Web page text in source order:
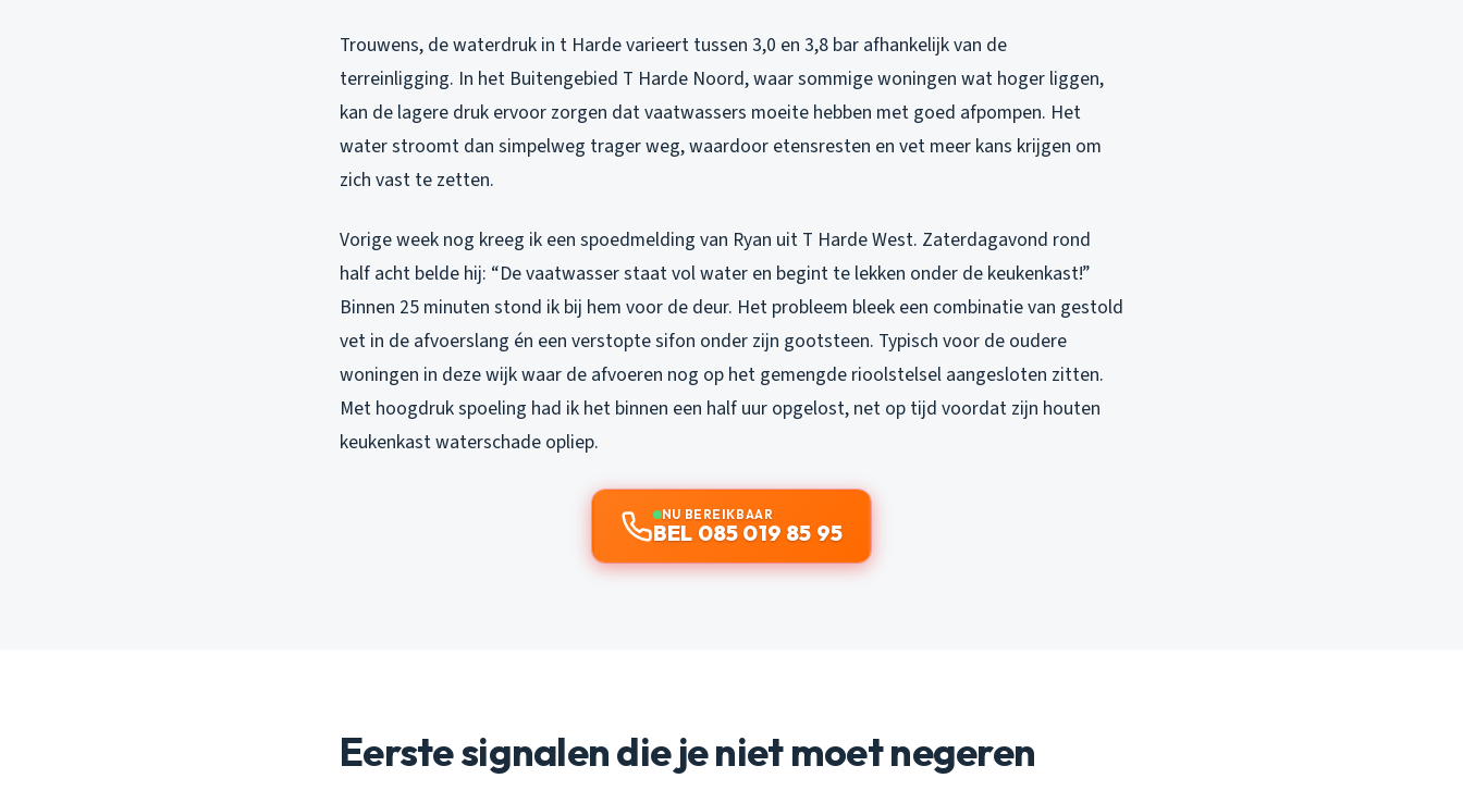
Trouwens, de waterdruk in t Harde varieert tussen 3,0 en 3,8 bar afhankelijk van de
terreinligging. In het Buitengebied T Harde Noord, waar sommige woningen wat hoger liggen,
kan de lagere druk ervoor zorgen dat vaatwassers moeite hebben met goed afpompen. Het
water stroomt dan simpelweg trager weg, waardoor etensresten en vet meer kans krijgen om
zich vast te zetten.
Vorige week nog kreeg ik een spoedmelding van Ryan uit T Harde West. Zaterdagavond rond
half acht belde hij: “De vaatwasser staat vol water en begint te lekken onder de keukenkast!”
Binnen 25 minuten stond ik bij hem voor de deur. Het probleem bleek een combinatie van gestold
vet in de afvoerslang én een verstopte sifon onder zijn gootsteen. Typisch voor de oudere
woningen in deze wijk waar de afvoeren nog op het gemengde rioolstelsel aangesloten zitten.
Met hoogdruk spoeling had ik het binnen een half uur opgelost, net op tijd voordat zijn houten
keukenkast waterschade opliep.
NU BEREIKBAAR
BEL 085 019 85 95
Eerste signalen die je niet moet negeren